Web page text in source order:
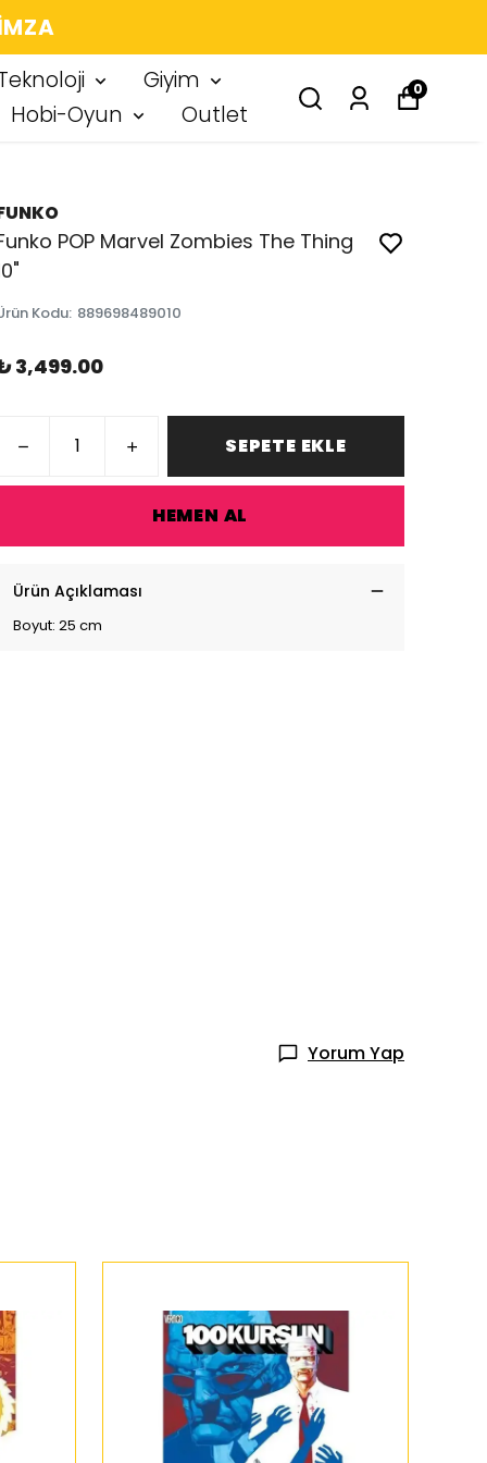
Giyim
Hobi-Oyun Outlet
0
POP Marvel Zombies The Thing
Kodu: 889698489010
3,499.00
SEPETE EKLE
HEMEN AL
Ürün Açıklaması
Boyut: 25 cm
Yorum Yap